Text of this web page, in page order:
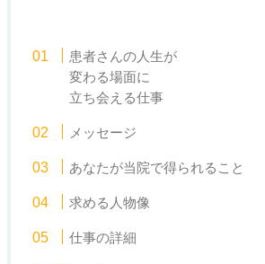
患者さんの人生が
変わる場面に
立ち会える仕事
メッセージ
あなたが当院で得られること
求める人物像
仕事の詳細